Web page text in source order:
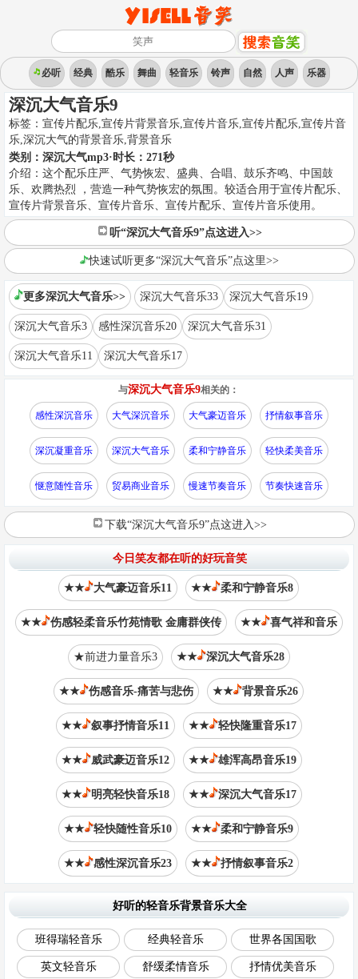
必听 经典 酷乐 舞曲 轻音乐 铃声 自然 人声 乐器
深沉大气音乐9
标签： 宣传片配乐,宣传片背景音乐,宣传片音乐,宣传片配乐,宣传片音
乐,深沉大气的背景音乐,背景音乐
类别： 深沉大气mp3·时长： 271秒
介绍： 这个配乐庄严、气势恢宏、盛典、合唱、鼓乐齐鸣、中国鼓
乐、欢腾热烈 ，营造一种气势恢宏的氛围。较适合用于宣传片配乐、
宣传片背景音乐、宣传片音乐、宣传片配乐、宣传片音乐使用。
听“深沉大气音乐9”点这进入>>
快速试听更多“深沉大气音乐”点这里>>
更多深沉大气音乐>> 深沉大气音乐33 深沉大气音乐19
深沉大气音乐3 感性深沉音乐20 深沉大气音乐31
深沉大气音乐11 深沉大气音乐17
与深沉大气音乐9相关的：
感性深沉音乐 大气深沉音乐 大气豪迈音乐 抒情叙事音乐
深沉凝重音乐 深沉大气音乐 柔和宁静音乐 轻快柔美音乐
惬意随性音乐 贸易商业音乐 慢速节奏音乐 节奏快速音乐
下载“深沉大气音乐9”点这进入>>
今日笑友都在听的好玩音笑
★★ 大气豪迈音乐11 ★★ 柔和宁静音乐8
★★ 伤感轻柔音乐竹苑情歌 金庸群侠传 ★★ 喜气祥和音乐
★前进力量音乐3 ★★ 深沉大气音乐28
★★ 伤感音乐-痛苦与悲伤 ★★ 背景音乐26
★★ 叙事抒情音乐11 ★★ 轻快隆重音乐17
★★ 威武豪迈音乐12 ★★ 雄浑高昂音乐19
★★ 明亮轻快音乐18 ★★ 深沉大气音乐17
★★ 轻快随性音乐10 ★★ 柔和宁静音乐9
★★ 感性深沉音乐23 ★★ 抒情叙事音乐2
好听的轻音乐背景音乐大全
班得瑞轻音乐 经典轻音乐 世界各国国歌
英文轻音乐 舒缓柔情音乐 抒情优美音乐